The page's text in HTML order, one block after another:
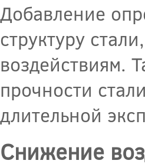
Добавление
структуру
воздействиям.
прочности
длительной
Снижение